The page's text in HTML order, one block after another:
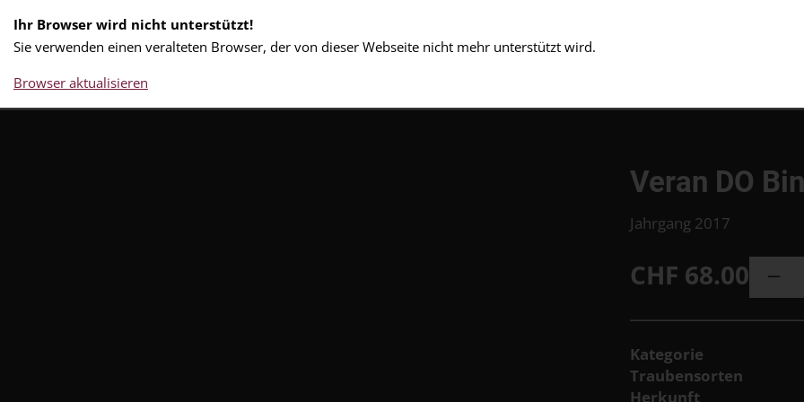
Veran DO
Jahrgang 2017
CHF 68.00
Kategorie
Traubensorten
Herkunft
Ihr Browser wird nicht unterstützt!
Sie verwenden einen veralteten Browser, der von dieser Webseite nicht mehr unterstützt wird.
Browser aktualisieren